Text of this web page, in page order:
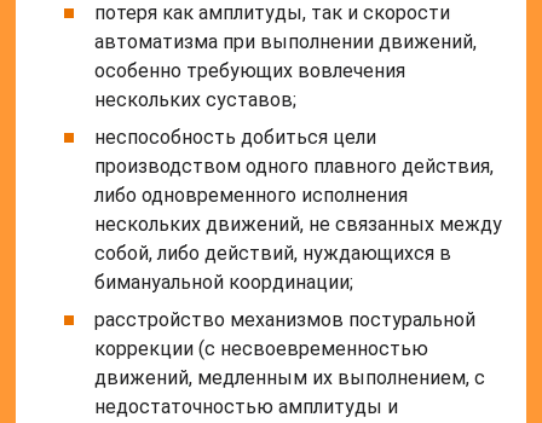
потеря как амплитуды, так и скорости
автоматизма при выполнении движений,
особенно требующих вовлечения
нескольких суставов;
неспособность добиться цели
производством одного плавного действия,
либо одновременного исполнения
нескольких движений, не связанных между
собой, либо действий, нуждающихся в
бимануальной координации;
расстройство механизмов постуральной
коррекции (с несвоевременностью
движений, медленным их выполнением, с
недостаточностью амплитуды и